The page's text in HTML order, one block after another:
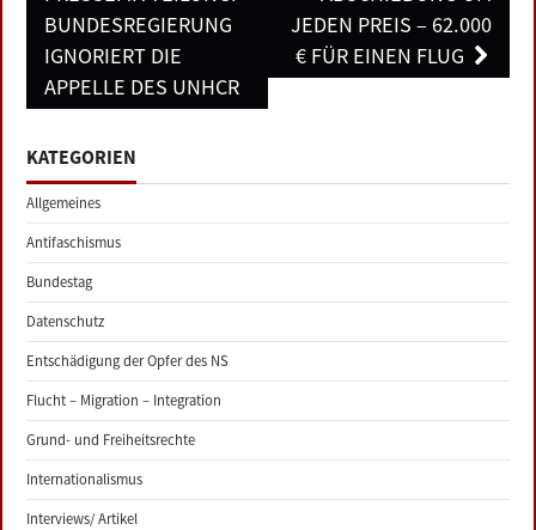
BUNDESREGIERUNG
IGNORIERT DIE
APPELLE DES UNHCR
JEDEN PREIS – 62.000
€ FÜR EINEN FLUG
KATEGORIEN
Allgemeines
Antifaschismus
Bundestag
Datenschutz
Entschädigung der Opfer des NS
Flucht – Migration – Integration
Grund- und Freiheitsrechte
Internationalismus
Interviews/ Artikel